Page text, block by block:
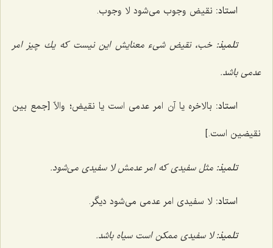
استاد: نقیض وجوب مى‌شود لا وجوب.
تلمیذ:خب، نقیض شىء معنایش این نیست كه یك چیز امر
عدمى باشد.
استاد: بالاخره یا آن امر عدمى است یا نقیض؛ والاّ [جمع بین
نقیضین است.]
تلمیذ: مثل سفیدى که امر عدمش لا سفیدى مى‌شود.
استاد: لا سفیدى امر عدمى مى‌شود دیگر.
تلمیذ:لا سفیدى ممكن است سیاه باشد.